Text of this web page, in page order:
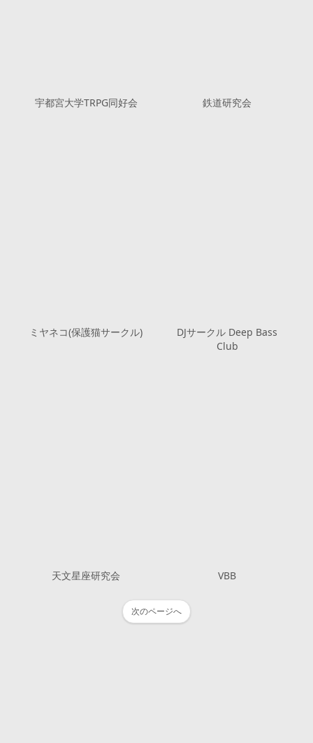
宇都宮大学TRPG同好会 鉄道研究会
ミヤネコ(保護猫サークル)
DJサークル Deep Bass
Club
天文星座研究会 VBB
次のページへ